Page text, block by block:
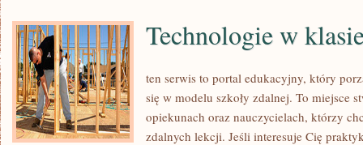
Technologie w
ten serwis to portal edukacyjny, który
się w modelu szkoły zdalnej. To miejsce
opiekunach oraz nauczycielach, którzy
zdalnych lekcji. Jeśli interesuje Cię